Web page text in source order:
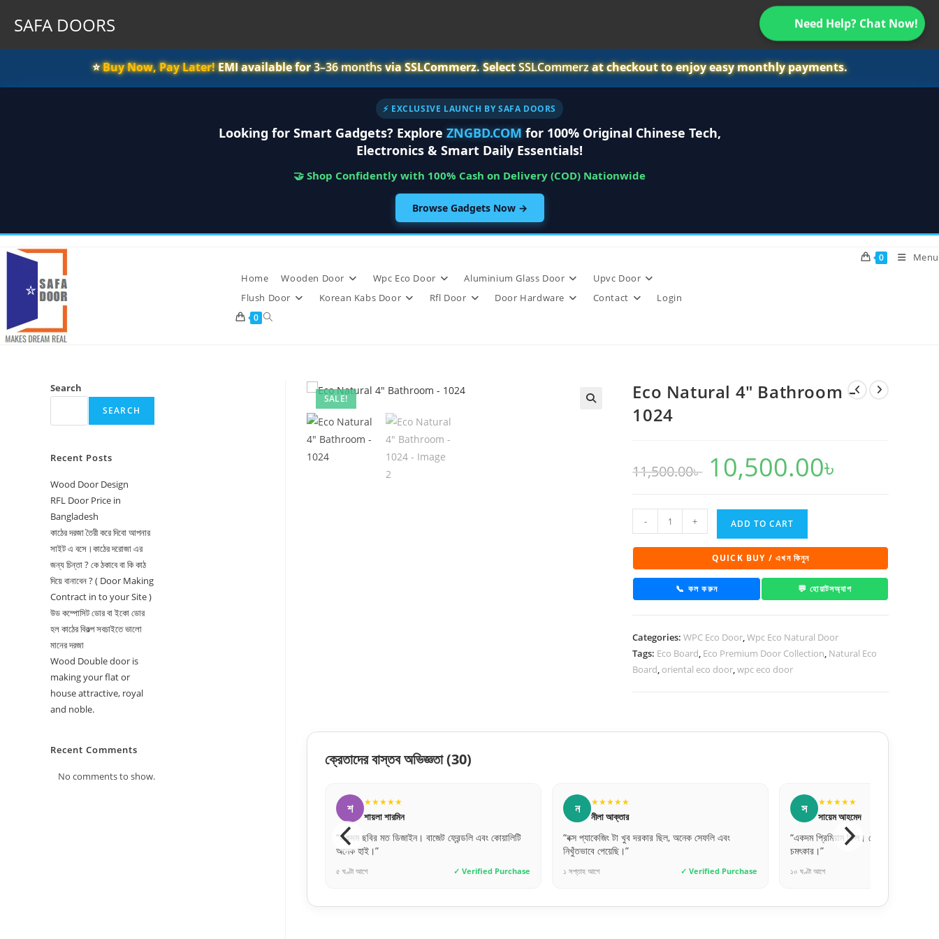
SAFA DOORS Need Help? Chat Now!
⭐️Buy Now, Pay Later!EMI available for3–36 monthsvia SSLCommerz. SelectSSLCommerzat checkout to enjoy easy monthly payments.
⚡ EXCLUSIVE LAUNCH BY SAFA DOORS
Looking for Smart Gadgets? Explore ZNGBD.COM for 100% Original Chinese Tech,
Electronics & Smart Daily Essentials!
🤝 Shop Confidently with 100% Cash on Delivery (COD) Nationwide
Browse Gadgets Now →
Home Wooden Door Wpc Eco Door Aluminium Glass Door
Upvc Door
Flush Door
Korean Kabs Door Rfl Door Door Hardware Contact Login
0 Toggle
0 Menu
SALE!
Eco Natural 4″ Bathroom –
1024
11,500.00৳
Original
price
was:
10,500.00৳
Natural
4"
Bathroom
1024
- + ADD TO CART
QUICK BUY / এখন কিনুন
📞 কল করুন 💬 হোয়াটসঅ্যাপ
Categories:WPC Eco Door,Wpc Eco Natural Door
Tags: Eco Board, Eco Premium Door Collection, Natural Eco
Board, oriental eco door,wpc eco door
ক্রেতাদের বাস্তব অভিজ্ঞতা(30)
✓ Verified Purchase
ন ★★★★★
নীলা আক্তার
“বক্স প্যাকেজিং টা খুব দরকার ছিল, অনেক সেফলি এবং
নিখুঁতভাবে পেয়েছি।”
✓ Verified Purchase
স ★★★★★
সায়েম আহমেদ
“একদম প্রিমিয়াম ফিল। মেটাল ডোর হিসেবে ফিনিশিং অনেক
চমৎকার।”
১০ ঘণ্টা আগে ✓ Verified Purchase
জ ★★★★★
জুবায়ের আহমেদ
“অনলাইনে অর্ডার দিয়ে ঠিক
Search
SEARCH
Recent Posts
Wood Door Design
RFL Door Price in
Bangladesh
কাঠের দরজা তৈরী করে দিবো আপনার
সাইট এ বসে।কাঠের দরোজা এর
জন্য চিন্তা ? কে ঠকাবে বা কি কাঠ
দিয়ে বানাবেন ? ( Door Making
Contract in to your Site )
উড কম্পোসিট ডোর বা ইকো ডোর
হল কাঠের বিকল্প সবচাইতে ভালো
মানের দরজা
Wood Double door is
making your flat or
house attractive, royal
and noble.
Recent Comments
No comments to show.